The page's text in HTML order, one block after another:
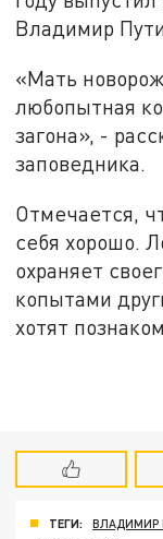
Владимир
«Мать
любопытная
загона», -
заповедника.
Отмечается,
себя хорошо.
охраняет
копытами
хотят
ТЕГИ: ВЛАДИМИР